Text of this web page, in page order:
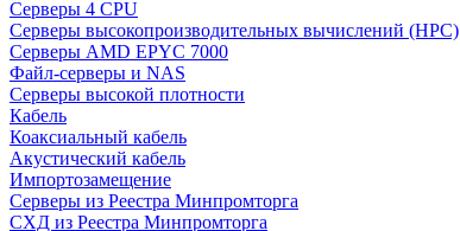
Серверы 4 CPU
Серверы высокопроизводительных вычислений (HPC)
Серверы AMD EPYC 7000
Файл-серверы и NAS
Серверы высокой плотности
Кабель
Коаксиальный кабель
Акустический кабель
Импортозамещение
Серверы из Реестра Минпромторга
СХД из Реестра Минпромторга